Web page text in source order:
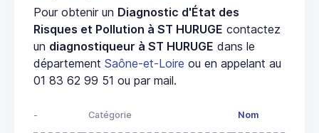
Pour obtenir un Diagnostic d'État des
Risques et Pollution à ST HURUGE contactez
un diagnostiqueur à ST HURUGE dans le
département Saône-et-Loire ou en appelant au
01 83 62 99 51 ou par mail.
- Catégorie Nom